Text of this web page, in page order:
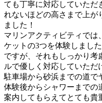
ても丁寧に対応していただ
れないほどの高さまで上が
ました！
マリンアクティビティでは
ケットの3つを体験しまし
ですが、それもしっかり考
ルで優しく対応していただ
駐車場から砂浜までの道で
体験後からシャワーまでの
案内してもらえてとても貴